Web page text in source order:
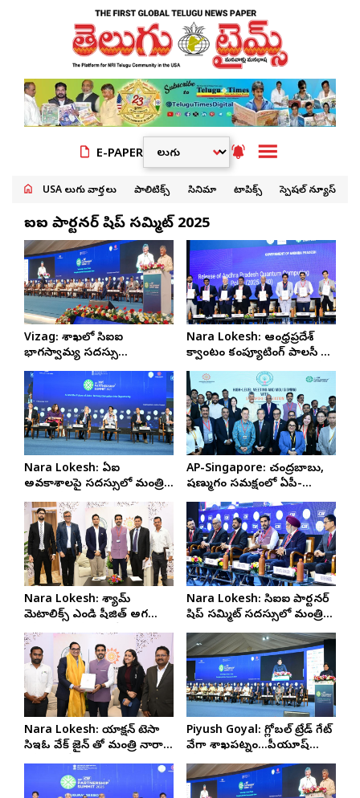
E-PAPER
USA తెలుగు వార్తలు పాలిటిక్స్ సినిమా టాపిక్స్ స్పెషల్ న్యూస్
సిఐఐ పార్టనర్ షిప్ సమ్మిట్ 2025
Vizag: విశాఖలో సిఐఐ
భాగస్వామ్య సదస్సు
అద్భుతవిజయం
Nara Lokesh: ఆంధ్రప్రదేశ్
క్వాంటం కంప్యూటింగ్ పాలసీ ని
విడుదల చేసిన మంత్రి నారా లోకేష్
Nara Lokesh: ఏఐ
అవకాశాలపై సదస్సులో మంత్రి
నారా లోకేష్
AP-Singapore: చంద్రబాబు,
షణ్ముగం సమక్షంలో ఏపీ-
సింగపూర్ మధ్య ఎంఓయూ
Nara Lokesh: శ్యామ్
మెటాలిక్స్ ఎండి షీజిత్ అగర్వాల్
తో మంత్రి లోకేష్ భేటీ
Nara Lokesh: సిఐఐ పార్టనర్
షిప్ సమ్మిట్ సదస్సులో మంత్రి
నారా లోకేష్
Nara Lokesh: యాక్షన్ టెసా
సిఇఓ వివేక్ జైన్ తో మంత్రి నారా
లోకేష్ భేటీ
Piyush Goyal: గ్లోబల్‌ ట్రేడ్‌ గేట్‌
వేగా విశాఖపట్నం…పీయూష్‌
గోయల్‌